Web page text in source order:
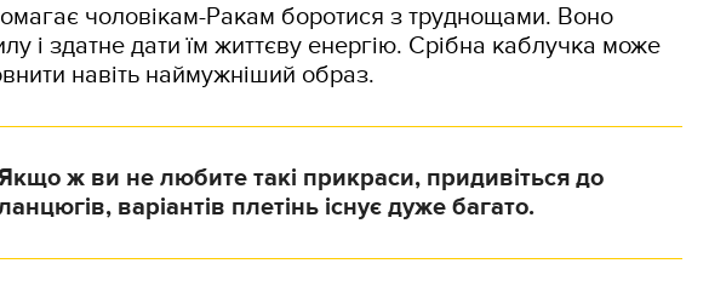
чоловікам-Ракам боротися з труднощами. Воно
і здатне дати їм життєву енергію. Срібна каблучка може
навіть наймужніший образ.
ж ви не любите такі прикраси, придивіться до
варіантів плетінь існує дуже багато.